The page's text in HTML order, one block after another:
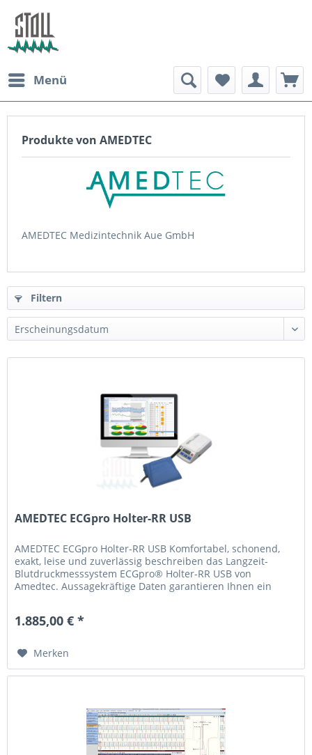
Menü
Produkte von AMEDTEC
AMEDTEC Medizintechnik Aue GmbH
Filtern
AMEDTEC ECGpro Holter-RR USB
AMEDTEC ECGpro Holter-RR USB Komfortabel, schonend,
exakt, leise und zuverlässig beschreiben das Langzeit-
Blutdruckmesssystem ECGpro® Holter-RR USB von
Amedtec. Aussagekräftige Daten garantieren Ihnen ein
1.885,00 € *
Merken